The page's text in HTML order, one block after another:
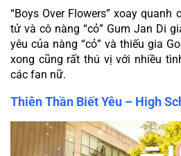
“Boys Over Flowers” xoay quanh
tử và cô nàng “cỏ” Gum Jan Di
yêu của nàng “cỏ” và thiếu gia
xong cũng rất thú vị với nhiều
các fan nữ.
Thiên Thần Biết Yêu – High